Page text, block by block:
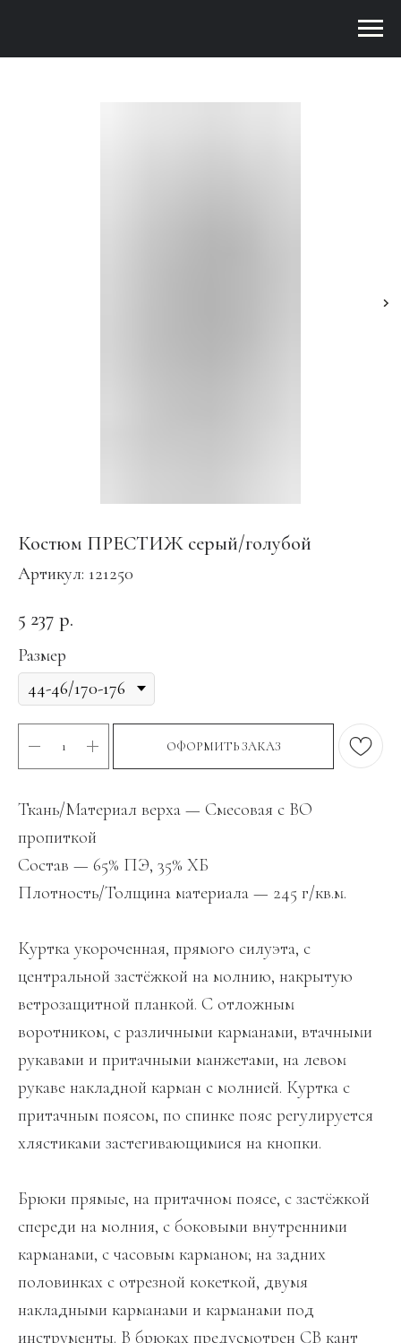
Костюм ПРЕСТИЖ серый/голубой
Артикул: 121250
5 237 р.
Размер
ОФОРМИТЬ ЗАКАЗ
Ткань/Материал верха — Смесовая с ВО
пропиткой
Состав — 65% ПЭ, 35% ХБ
Плотность/Толщина материала — 245 г/кв.м.
Куртка укороченная, прямого силуэта, с
центральной застёжкой на молнию, накрытую
ветрозащитной планкой. С отложным
воротником, с различными карманами, втачными
рукавами и притачными манжетами, на левом
рукаве накладной карман с молнией. Куртка с
притачным поясом, по спинке пояс регулируется
хлястиками застегивающимися на кнопки.
Брюки прямые, на притачном поясе, с застёжкой
спереди на молния, с боковыми внутренними
карманами, с часовым карманом; на задних
половинках с отрезной кокеткой, двумя
накладными карманами и карманами под
инструменты. В брюках предусмотрен СВ кант